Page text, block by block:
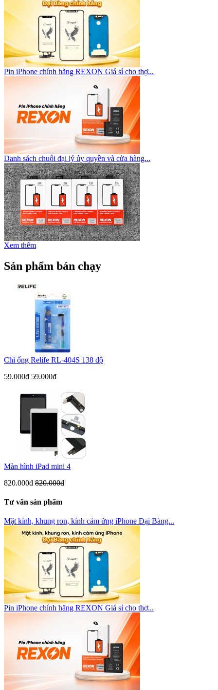
Pin iPhone chính hãng REXON Giá sỉ cho thợ...
Danh sách chuỗi đại lý ủy quyền và cửa hàng...
Xem thêm
Sản phẩm bán chạy
Chì ống Relife RL-404S 138 độ
59.000đ 59.000đ
Màn hình iPad mini 4
820.000đ 820.000đ
Tư vấn sản phẩm
Mặt kính, khung ron, kính cảm ứng iPhone Đại Bàng...
Pin iPhone chính hãng REXON Giá sỉ cho thợ...